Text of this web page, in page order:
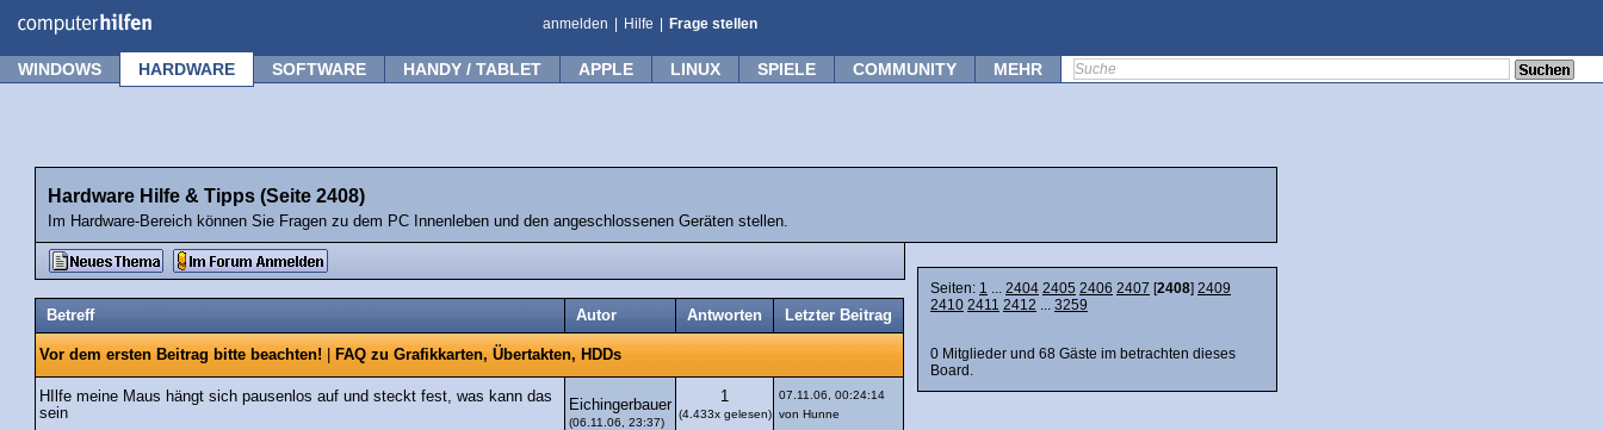
anmelden Hilfe Frage stellen
WINDOWS HARDWARE SOFTWARE HANDY / TABLET APPLE LINUX SPIELE COMMUNITY MEHR
Hardware Hilfe & Tipps (Seite 2408)
Im Hardware-Bereich können Sie Fragen zu dem PC Innenleben und den angeschlossenen Geräten stellen.
Betreff Autor Antworten Letzter Beitrag
Vor dem ersten Beitrag bitte beachten! FAQ zu Grafikkarten, Übertakten, HDDs
HIlfe meine Maus hängt sich pausenlos auf und steckt fest, was kann das
sein
Eichingerbauer
(06.11.06, 23:37)
1
(4.433x gelesen)
07.11.06, 00:24:14
von Hunne
Seiten: 1 ... 2404 2405 2406 2407 [2408] 2409
2410 2411 2412 ... 3259
0 Mitglieder und 68 Gäste im betrachten dieses
Board.